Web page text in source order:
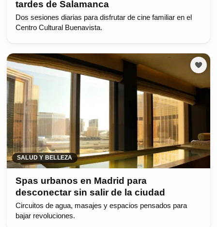
tardes de Salamanca
Dos sesiones diarias para disfrutar de cine familiar en el
Centro Cultural Buenavista.
SALUD Y BELLEZA
Spas urbanos en Madrid para
desconectar sin salir de la ciudad
Circuitos de agua, masajes y espacios pensados para
bajar revoluciones.